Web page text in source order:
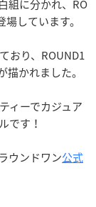
組に分かれ、RO
しています。
おり、ROUND1
かれました。
ィーでカジュア
です！
ウンドワン公式